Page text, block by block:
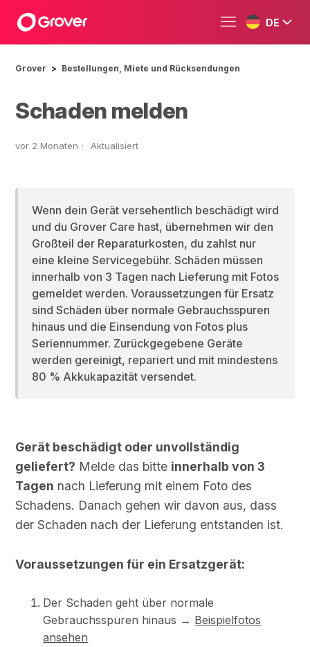
DE
Grover Bestellungen, Miete und Rücksendungen
Schaden melden
vor 2 Monaten Aktualisiert
Wenn dein Gerät versehentlich beschädigt wird
und du Grover Care hast, übernehmen wir den
Großteil der Reparaturkosten, du zahlst nur
eine kleine Servicegebühr. Schäden müssen
innerhalb von 3 Tagen nach Lieferung mit Fotos
gemeldet werden. Voraussetzungen für Ersatz
sind Schäden über normale Gebrauchsspuren
hinaus und die Einsendung von Fotos plus
Seriennummer. Zurückgegebene Geräte
werden gereinigt, repariert und mit mindestens
80 % Akkukapazität versendet.
Gerät beschädigt oder unvollständig
geliefert? Melde das bitte innerhalb von 3
Tagen nach Lieferung mit einem Foto des
Schadens. Danach gehen wir davon aus, dass
der Schaden nach der Lieferung entstanden ist.
Voraussetzungen für ein Ersatzgerät:
Der Schaden geht über normale
Gebrauchsspuren hinaus → Beispielfotos
ansehen